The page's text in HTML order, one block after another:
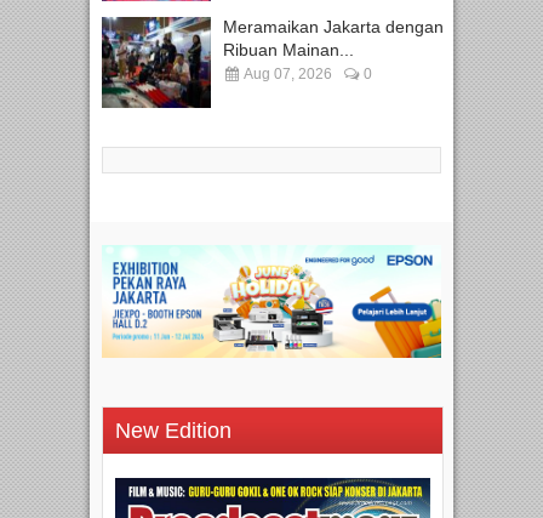
Meramaikan Jakarta dengan
Ribuan Mainan...
Aug 07, 2026 0
New Edition